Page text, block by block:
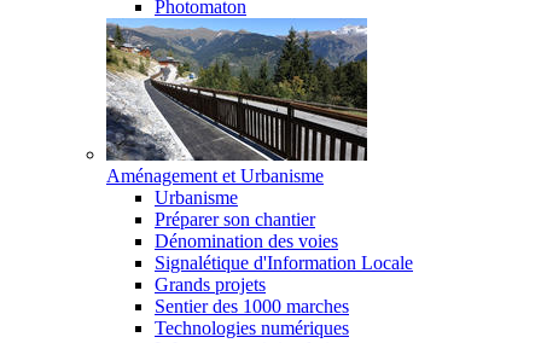
Photomaton
Aménagement et Urbanisme
Urbanisme
Préparer son chantier
Dénomination des voies
Signalétique d'Information Locale
Grands projets
Sentier des 1000 marches
Technologies numériques